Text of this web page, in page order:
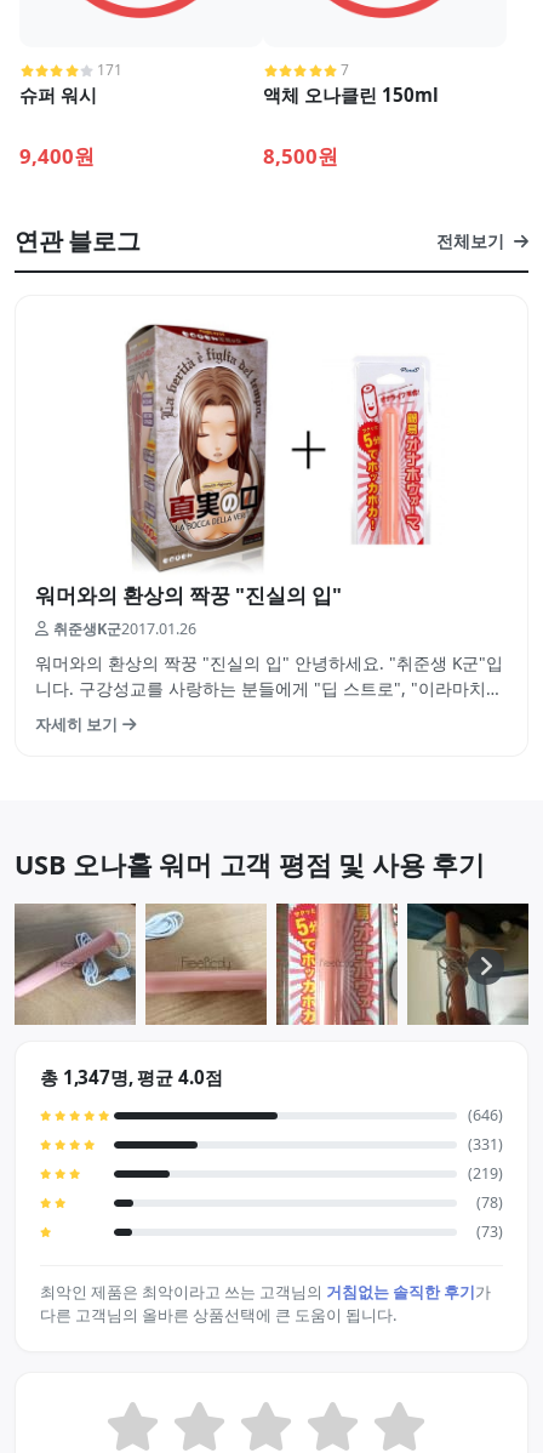
171
슈퍼 워시
9,400원
7
액체 오나클린 150ml
8,500원
연관 블로그 전체보기
워머와의 환상의 짝꿍 "진실의 입"
취준생K군2017.01.26
워머와의 환상의 짝꿍 "진실의 입" 안녕하세요. "취준생 K군"입
니다. 구강성교를 사랑하는 분들에게 "딥 스트로", "이라마치
오"는 실제 성관계시에는 시도하기 어려운 체위중 하나일거라
고 생각합니다. 여성의 입으로 핥아주고 빨아주고 박는 맛.. 상
자세히 보기
USB 오나홀 워머 고객 평점 및 사용 후기
총 1,347명, 평균 4.0점
(646)
(331)
(219)
(78)
(73)
최악인 제품은 최악이라고 쓰는 고객님의 거침없는 솔직한 후기가
다른 고객님의 올바른 상품선택에 큰 도움이 됩니다.